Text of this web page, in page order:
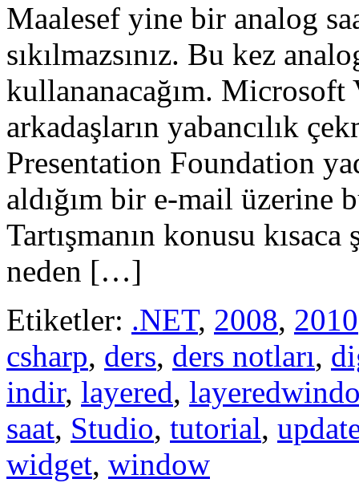
Maalesef yine bir analog
sıkılmazsınız. Bu kez
kullananacağım.
arkadaşların yabancılık
Presentation Foundation
aldığım bir e-mail üzerine
Tartışmanın konusu
neden […]
Etiketler: .NET, 2008, 2010
csharp, ders, ders notları,
indir, layered,
saat, Studio, tutorial,
widget, window